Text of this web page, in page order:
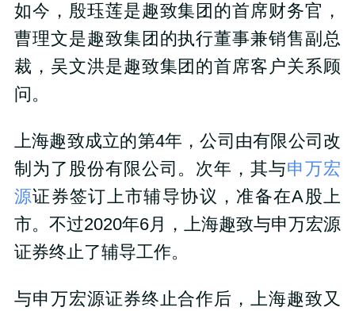
如今，殷珏莲是趣致集团的首席财务官，
曹理文是趣致集团的执行董事兼销售副总
裁，吴文洪是趣致集团的首席客户关系顾
问。
上海趣致成立的第4年，公司由有限公司改
制为了股份有限公司。次年，其与申万宏
源证券签订上市辅导协议，准备在A股上
市。不过2020年6月，上海趣致与申万宏源
证券终止了辅导工作。
与申万宏源证券终止合作后，上海趣致又